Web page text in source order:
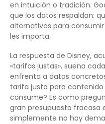
en intuición o tradición.
que los datos respaldan:
alternativas para
les importa.
La respuesta de Disney,
«tarifas justas», suena
enfrenta a datos
tarifa justa para
consume? Es como
gran presupuesto fracasa
simplemente no hay